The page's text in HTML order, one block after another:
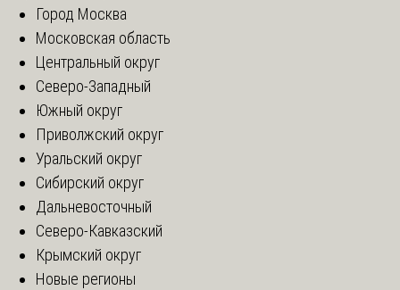
Город Москва
Московская область
Центральный округ
Северо-Западный
Южный округ
Приволжский округ
Уральский округ
Сибирский округ
Дальневосточный
Северо-Кавказский
Крымский округ
Новые регионы